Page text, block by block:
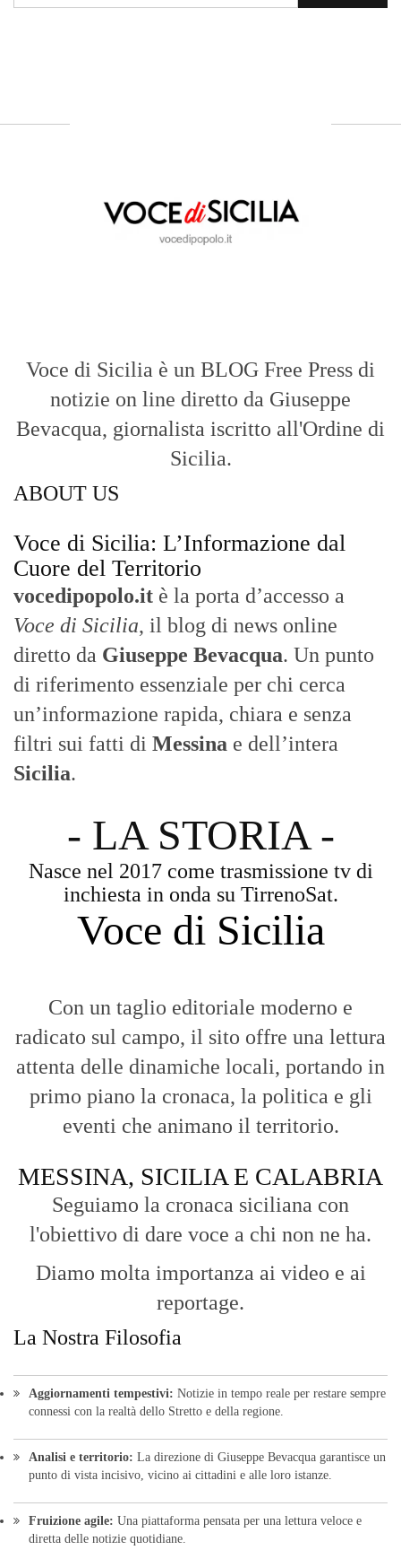
Voce di Sicilia è un BLOG Free Press di
notizie on line diretto da Giuseppe
Bevacqua, giornalista iscritto all'Ordine di
Sicilia.
ABOUT US
Voce di Sicilia: L’Informazione dal
Cuore del Territorio
vocedipopolo.it è la porta d’accesso a
Voce di Sicilia, il blog di news online
diretto da Giuseppe Bevacqua. Un punto
di riferimento essenziale per chi cerca
un’informazione rapida, chiara e senza
filtri sui fatti di Messina e dell’intera
Sicilia.
- LA STORIA -
Nasce nel 2017 come trasmissione tv di
inchiesta in onda su TirrenoSat.
Voce di Sicilia
Con un taglio editoriale moderno e
radicato sul campo, il sito offre una lettura
attenta delle dinamiche locali, portando in
primo piano la cronaca, la politica e gli
eventi che animano il territorio.
MESSINA, SICILIA E CALABRIA
Seguiamo la cronaca siciliana con
l'obiettivo di dare voce a chi non ne ha.
Diamo molta importanza ai video e ai
reportage.
La Nostra Filosofia
Aggiornamenti tempestivi: Notizie in tempo reale per restare sempre
connessi con la realtà dello Stretto e della regione.
Analisi e territorio: La direzione di Giuseppe Bevacqua garantisce un
punto di vista incisivo, vicino ai cittadini e alle loro istanze.
Fruizione agile: Una piattaforma pensata per una lettura veloce e
diretta delle notizie quotidiane.